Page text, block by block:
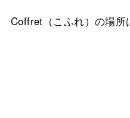
Coffret（こふれ）の場所